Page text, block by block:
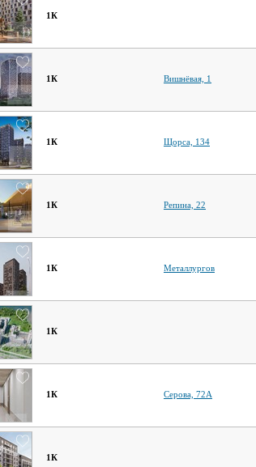
1К
1К Вишнёвая, 1
1К Щорса, 134
1К Репина, 22
1К Металлургов
1К
1К Серова, 72А
1К